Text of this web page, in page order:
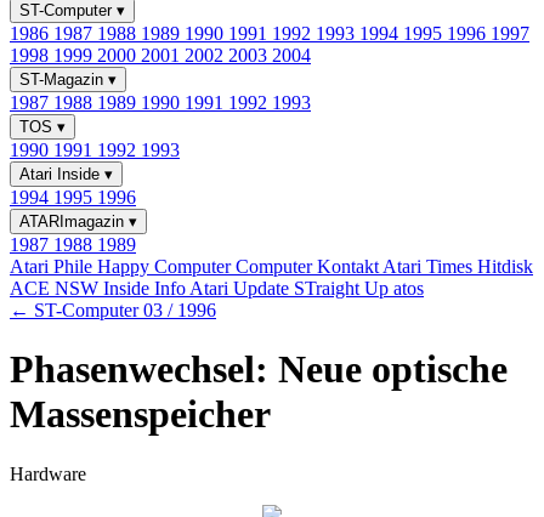
ST-Computer ▾
1986 1987 1988 1989 1990 1991 1992 1993 1994 1995 1996 1997
1998 1999 2000 2001 2002 2003 2004
ST-Magazin ▾
1987 1988 1989 1990 1991 1992 1993
TOS ▾
1990 1991 1992 1993
Atari Inside ▾
1994 1995 1996
ATARImagazin ▾
1987 1988 1989
Atari Phile Happy ComputerComputer Kontakt Atari Times Hitdisk
ACE NSW Inside Info Atari Update STraight Up atos
← ST-Computer 03 / 1996
Phasenwechsel: Neue optische
Massenspeicher
Hardware